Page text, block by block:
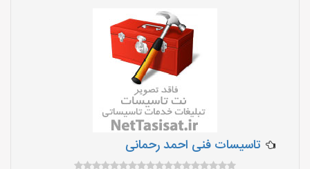
تاسیسات فنی احمد رحمانی